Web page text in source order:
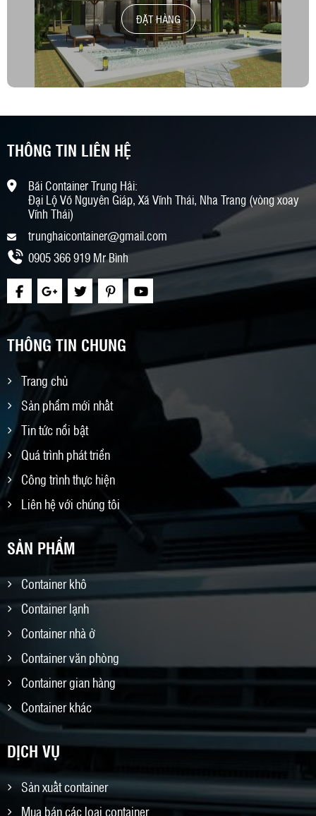
ĐẶT HÀNG
THÔNG TIN LIÊN HỆ
Bãi Container Trung Hải:
Đại Lộ Võ Nguyên Giáp, Xã Vĩnh Thái, Nha Trang (vòng xoay
Vĩnh Thái)
trunghaicontainer@gmail.com
0905 366 919 Mr Bình
THÔNG TIN CHUNG
Trang chủ
Sản phẩm mới nhất
Tin tức nổi bật
Quá trình phát triển
Công trình thực hiện
Liên hệ với chúng tôi
SẢN PHẨM
Container khô
Container lạnh
Container nhà ở
Container văn phòng
Container gian hàng
Container khác
DỊCH VỤ
Sản xuất container
Mua bán các loại container